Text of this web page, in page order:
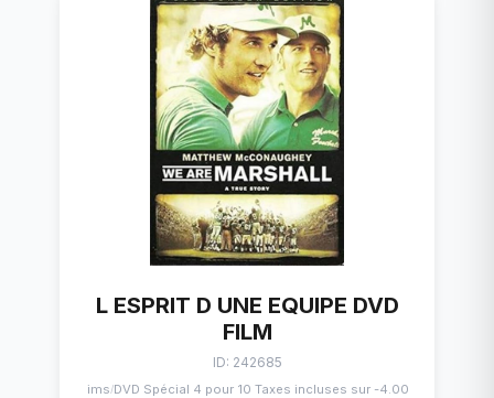
L ESPRIT D UNE EQUIPE DVD
FILM
ID: 242685
Flims/DVD Spécial 4 pour 10 Taxes incluses sur -4.00$